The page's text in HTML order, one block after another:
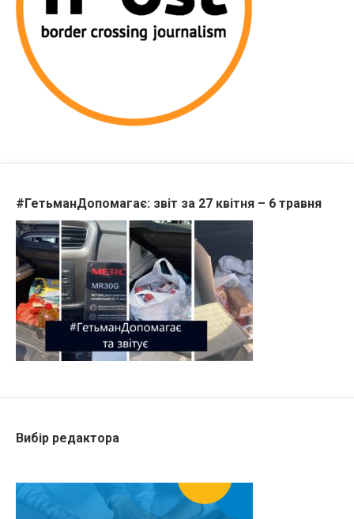
#ГетьманДопомагає: звіт за 27 квітня – 6 травня
Вибір редактора